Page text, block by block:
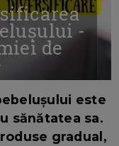
-
de
este
sănătatea sa.
gradual,